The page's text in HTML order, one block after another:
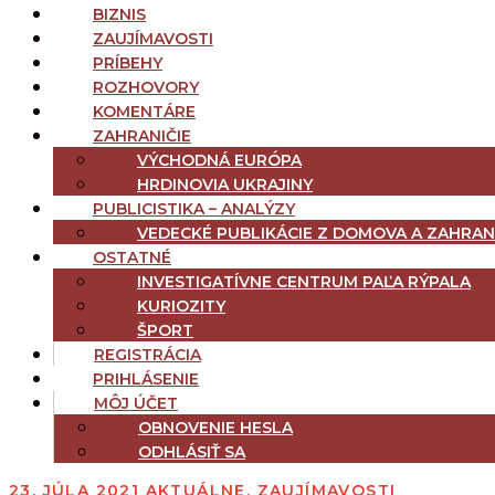
BIZNIS
ZAUJÍMAVOSTI
PRÍBEHY
ROZHOVORY
KOMENTÁRE
ZAHRANIČIE
VÝCHODNÁ EURÓPA
HRDINOVIA UKRAJINY
PUBLICISTIKA – ANALÝZY
VEDECKÉ PUBLIKÁCIE Z DOMOVA A
OSTATNÉ
INVESTIGATÍVNE CENTRUM PAĽA RÝPALA
KURIOZITY
ŠPORT
REGISTRÁCIA
PRIHLÁSENIE
MÔJ ÚČET
OBNOVENIE HESLA
ODHLÁSIŤ SA
23. JÚLA 2021 AKTUÁLNE , ZAUJÍMAVOSTI